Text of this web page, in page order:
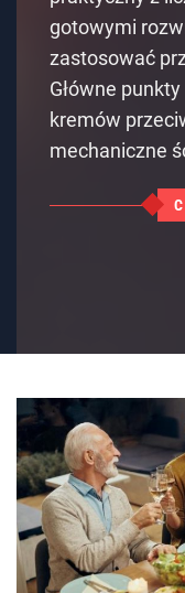
gotowymi
zastosować
Główne
kremów
mechaniczne